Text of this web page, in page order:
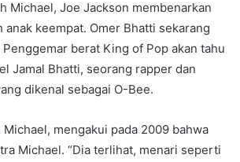
Michael, Joe Jackson membenarkan
anak keempat. Omer Bhatti sekarang
berat King of Pop akan tahu
Jamal Bhatti, seorang rapper dan
dikenal sebagai O-Bee.
mengakui pada 2009 bahwa
Michael. “Dia terlihat, menari seperti